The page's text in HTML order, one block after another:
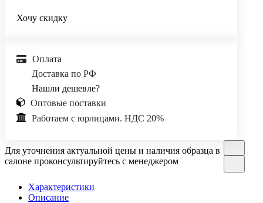
Хочу скидку
Оплата
Доставка по РФ
Нашли дешевле?
Оптовые поставки
Работаем с юрлицами. НДС 20%
Для уточнения актуальной цены и наличия образца в
салоне проконсультируйтесь с менеджером
Характеристики
Описание